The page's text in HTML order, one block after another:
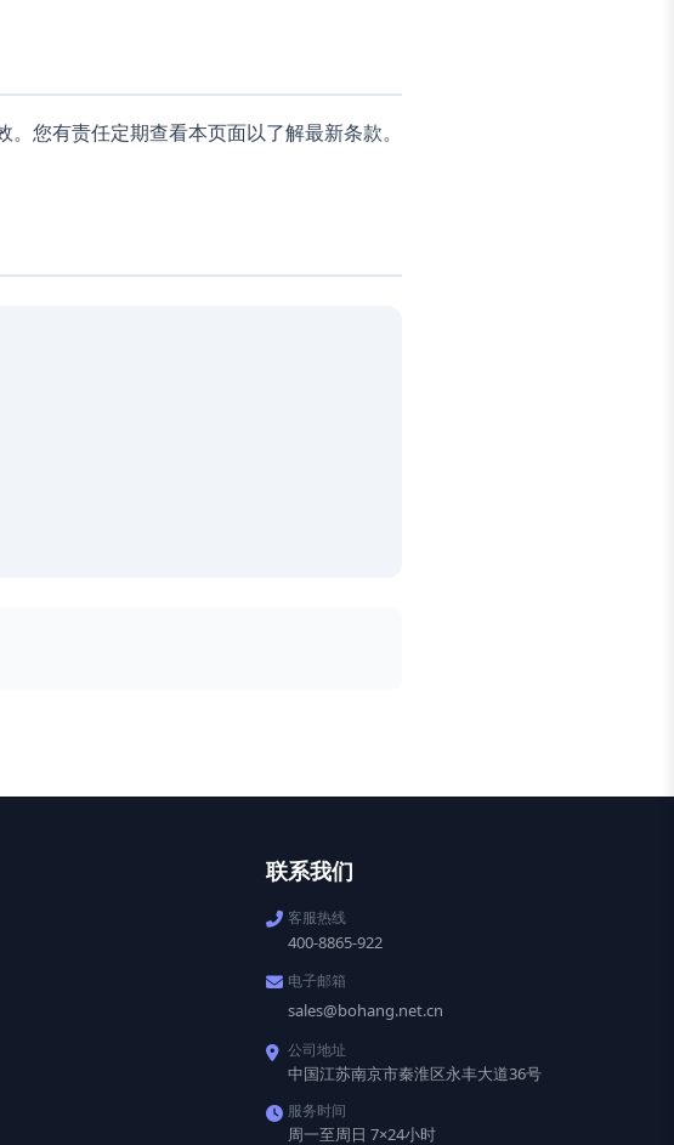
您有责任定期查看本页面以了解最新条款。
联系我们
客服热线
400-8865-922
电子邮箱
sales@bohang.net.cn
公司地址
中国江苏南京市秦淮区永丰大道36号
服务时间
周一至周日 7×24小时